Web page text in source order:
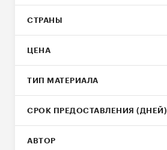
СТРАНЫ
ЦЕНА
ТИП МАТЕРИАЛА
СРОК ПРЕДОСТАВЛЕНИЯ (ДНЕЙ)
АВТОР